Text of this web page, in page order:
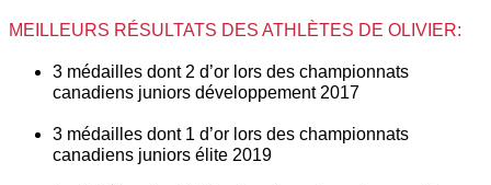
MEILLEURS RÉSULTATS DES ATHLÈTES DE OLIVIER:
3 médailles dont 2 d’or lors des championnats
canadiens juniors développement 2017
3 médailles dont 1 d’or lors des championnats
canadiens juniors élite 2019